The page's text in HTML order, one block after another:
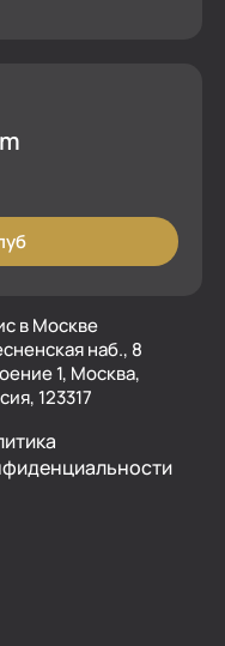
в Москве
наб., 8
1, Москва,
123317